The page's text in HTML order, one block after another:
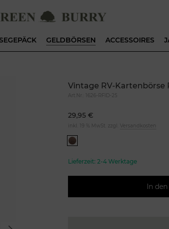
GELDBÖRSEN ACCESSOIRES
Vintage RV-Kartenbörse
Art.Nr.: 1626-RFID-25
29,95 €
inkl. 19 % MwSt. zzgl. Versandkosten
Lieferzeit:2-4 Werktage
In